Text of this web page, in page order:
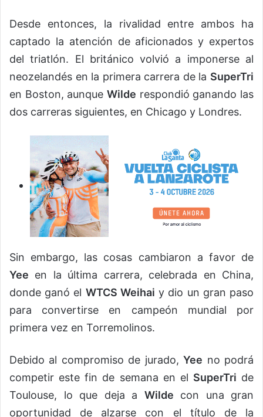
Desde entonces, la rivalidad entre ambos ha
captado la atención de aficionados y expertos
del triatlón. El británico volvió a imponerse al
neozelandés en la primera carrera de la SuperTri
en Boston, aunque Wilde respondió ganando las
dos carreras siguientes, en Chicago y Londres.
Sin embargo, las cosas cambiaron a favor de
Yee en la última carrera, celebrada en China,
donde ganó el WTCS Weihai y dio un gran paso
para convertirse en campeón mundial por
primera vez en Torremolinos.
Debido al compromiso de jurado,Yee no podrá
competir este fin de semana en el SuperTri de
Toulouse, lo que deja a Wilde con una gran
oportunidad de alzarse con el título de la